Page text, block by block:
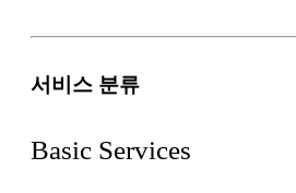
서비스 분류
Basic Services